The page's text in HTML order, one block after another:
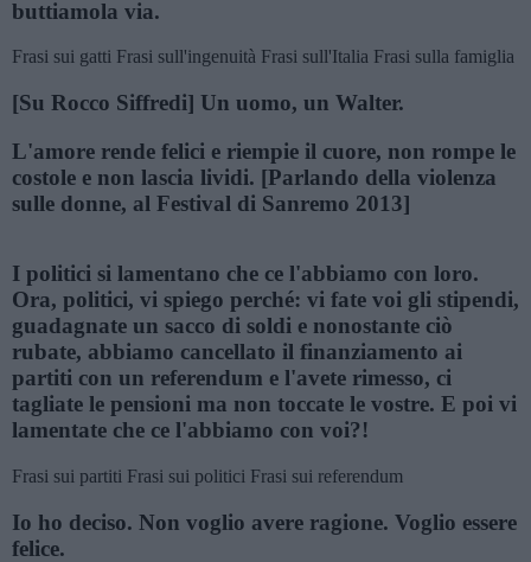
buttiamola via.
Frasi sui gatti Frasi sull'ingenuità Frasi sull'Italia Frasi sulla famiglia
[Su Rocco Siffredi] Un uomo, un Walter.
L'amore rende felici e riempie il cuore, non rompe le
costole e non lascia lividi. [Parlando della violenza
sulle donne, al Festival di Sanremo 2013]
I politici si lamentano che ce l'abbiamo con loro.
Ora, politici, vi spiego perché: vi fate voi gli stipendi,
guadagnate un sacco di soldi e nonostante ciò
rubate, abbiamo cancellato il finanziamento ai
partiti con un referendum e l'avete rimesso, ci
tagliate le pensioni ma non toccate le vostre. E poi vi
lamentate che ce l'abbiamo con voi?!
Frasi sui partiti Frasi sui politici Frasi sui referendum
Io ho deciso. Non voglio avere ragione. Voglio essere
felice.